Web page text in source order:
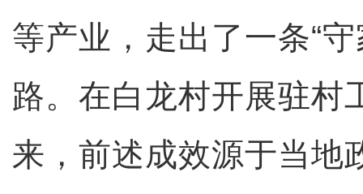
等产业，走出了一条“
路。在白龙村开展驻村
来，前述成效源于当地